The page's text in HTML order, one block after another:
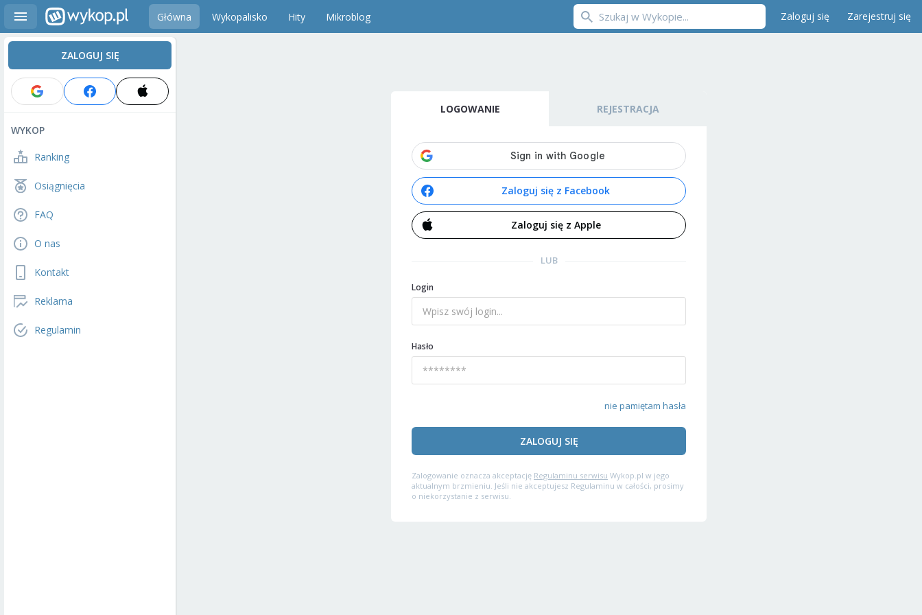
Główna Wykopalisko Hity Mikroblog Zaloguj się Zarejestruj się
ZALOGUJ SIĘ
WYKOP
Ranking
Osiągnięcia
FAQ
O nas
Kontakt
Reklama
Regulamin
LOGOWANIE REJESTRACJA
Zaloguj się z Facebook
Zaloguj się z Apple
LUB
Login
Hasło
nie pamiętam hasła
ZALOGUJ SIĘ
Zalogowanie oznacza akceptację Regulaminu serwisu Wykop.pl w jego
aktualnym brzmieniu. Jeśli nie akceptujesz Regulaminu w całości, prosimy
o niekorzystanie z serwisu.